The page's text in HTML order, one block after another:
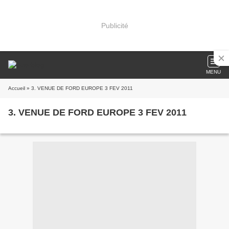
Publicité
MENU
Accueil » 3. VENUE DE FORD EUROPE 3 FEV 2011
3. VENUE DE FORD EUROPE 3 FEV 2011